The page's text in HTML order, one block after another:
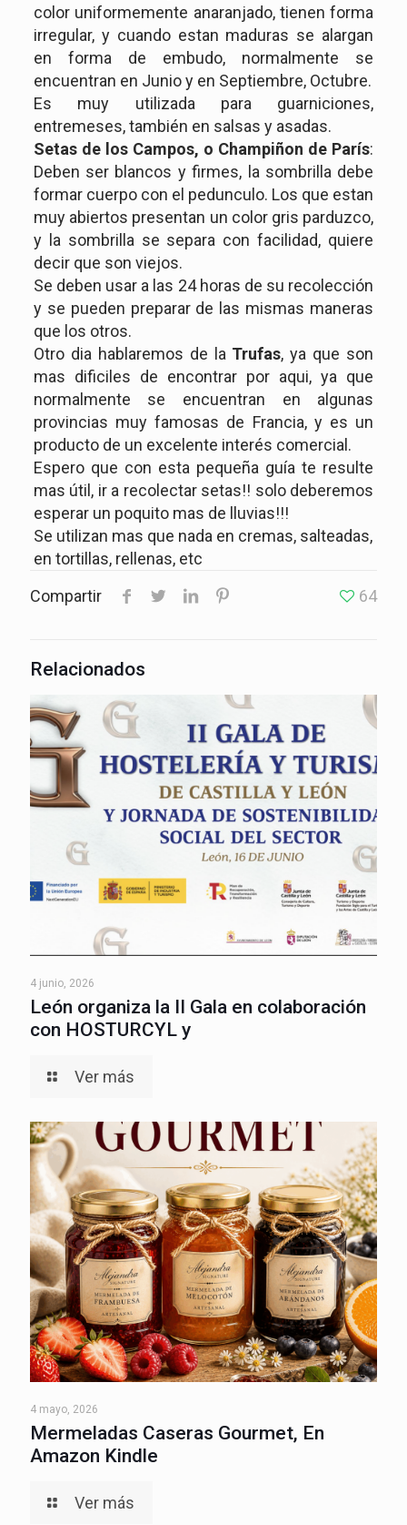
color uniformemente anaranjado, tienen forma
irregular, y cuando estan maduras se alargan
en forma de embudo, normalmente se
encuentran en Junio y en Septiembre, Octubre.
Es muy utilizada para guarniciones,
entremeses, también en salsas y asadas.
Setas de los Campos, o Champiñon de París:
Deben ser blancos y firmes, la sombrilla debe
formar cuerpo con el pedunculo. Los que estan
muy abiertos presentan un color gris parduzco,
y la sombrilla se separa con facilidad, quiere
decir que son viejos.
Se deben usar a las 24 horas de su recolección
y se pueden preparar de las mismas maneras
que los otros.
Otro dia hablaremos de la Trufas, ya que son
mas dificiles de encontrar por aqui, ya que
normalmente se encuentran en algunas
provincias muy famosas de Francia, y es un
producto de un excelente interés comercial.
Espero que con esta pequeña guía te resulte
mas útil, ir a recolectar setas!! solo deberemos
esperar un poquito mas de lluvias!!!
Se utilizan mas que nada en cremas, salteadas,
en tortillas, rellenas, etc
Compartir
64
Relacionados
4 junio, 2026
León organiza la II Gala en colaboración
con HOSTURCYL y
Ver más
4 mayo, 2026
Mermeladas Caseras Gourmet, En
Amazon Kindle
Ver más